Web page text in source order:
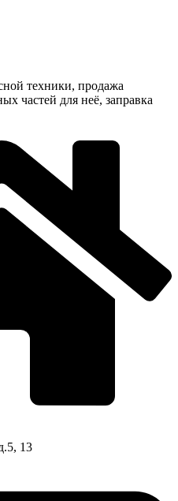
техники, продажа
частей для неё, заправка
13